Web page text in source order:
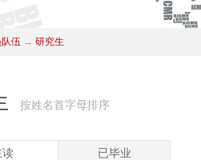
队伍 → 研究生
按姓名首字母排序
读 已毕业